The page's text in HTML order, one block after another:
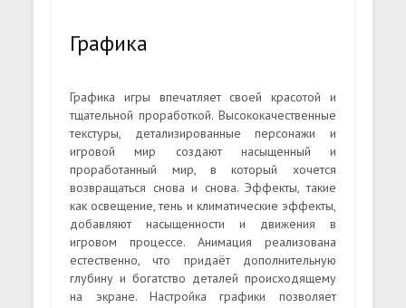
Графика
Графика игры впечатляет своей красотой и
тщательной проработкой. Высококачественные
текстуры, детализированные персонажи и
игровой мир создают насыщенный и
проработанный мир, в который хочется
возвращаться снова и снова. Эффекты, такие
как освещение, тень и климатические эффекты,
добавляют насыщенности и движения в
игровом процессе. Анимация реализована
естественно, что придаёт дополнительную
глубину и богатство деталей происходящему
на экране. Настройка графики позволяет